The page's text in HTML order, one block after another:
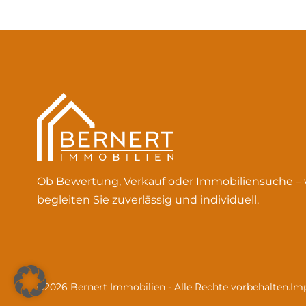
Ob Bewertung, Verkauf oder Immobiliensuche –
begleiten Sie zuverlässig und individuell.
©2026 Bernert Immobilien - Alle Rechte vorbehalten.